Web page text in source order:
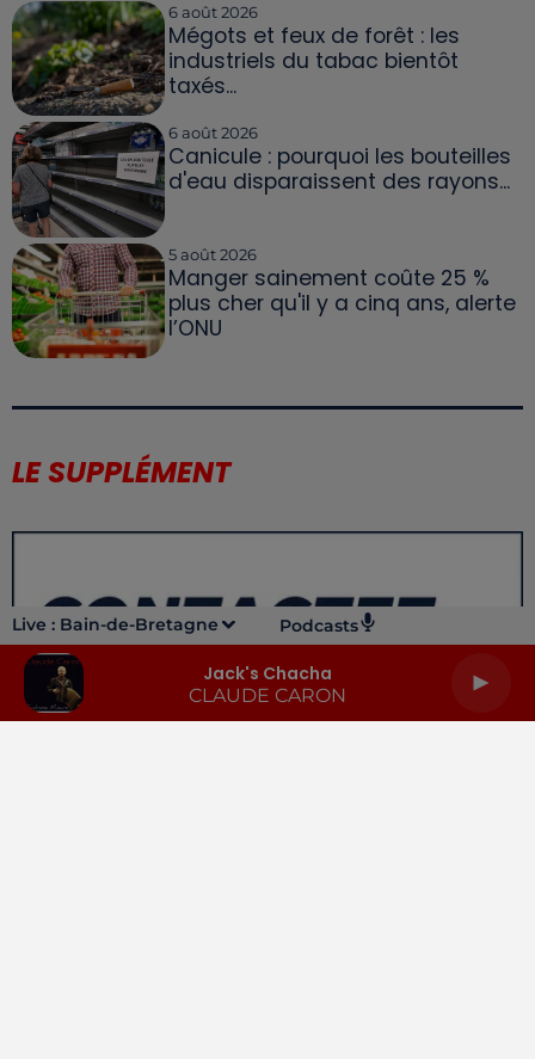
Live : Bain-de-Bretagne Podcasts
Jack's Chacha
CLAUDE CARON
6 août 2026
Mégots et feux de forêt : les
industriels du tabac bientôt
taxés...
6 août 2026
Canicule : pourquoi les bouteilles
d'eau disparaissent des rayons...
5 août 2026
Manger sainement coûte 25 %
plus cher qu'il y a cinq ans, alerte
l’ONU
LE SUPPLÉMENT